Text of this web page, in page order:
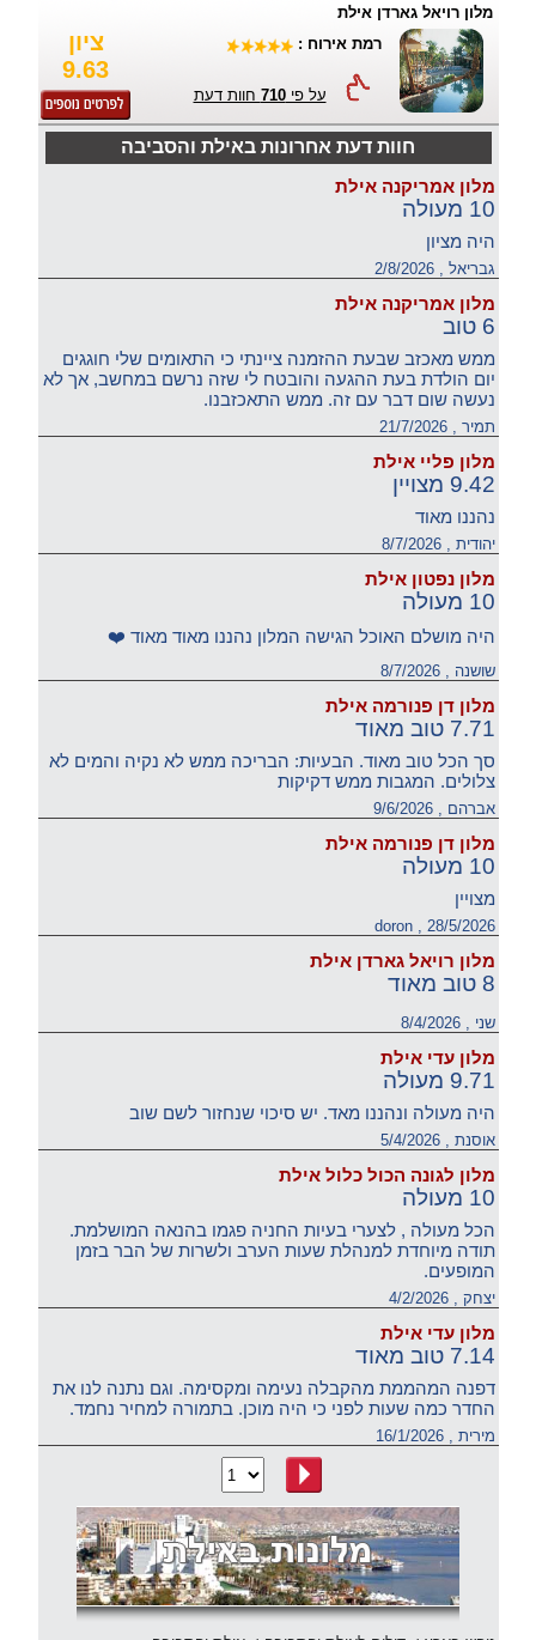
מלון רויאל גארדן אילת
ציון
9.63
רמת אירוח :
על פי710 חוות דעת
חוות דעת אחרונות באילת והסביבה
מלון אמריקנה אילת
10 מעולה
היה מציון
גבריאל , 2/8/2026
מלון אמריקנה אילת
6 טוב
ממש מאכזב שבעת ההזמנה ציינתי כי התאומים שלי חוגגים
יום הולדת בעת ההגעה והובטח לי שזה נרשם במחשב, אך לא
נעשה שום דבר עם זה. ממש התאכזבנו.
תמיר , 21/7/2026
מלון פליי אילת
9.42 מצויין
נהננו מאוד
יהודית , 8/7/2026
מלון נפטון אילת
10 מעולה
היה מושלם האוכל הגישה המלון נהננו מאוד מאוד ❤️
שושנה , 8/7/2026
מלון דן פנורמה אילת
7.71 טוב מאוד
סך הכל טוב מאוד. הבעיות: הבריכה ממש לא נקיה והמים לא
צלולים. המגבות ממש דקיקות
אברהם , 9/6/2026
מלון דן פנורמה אילת
10 מעולה
מצויין
doron , 28/5/2026
מלון רויאל גארדן אילת
8 טוב מאוד
שני , 8/4/2026
מלון עדי אילת
9.71 מעולה
היה מעולה ונהננו מאד. יש סיכוי שנחזור לשם שוב
אוסנת , 5/4/2026
מלון לגונה הכול כלול אילת
10 מעולה
הכל מעולה , לצערי בעיות החניה פגמו בהנאה המושלמת.
תודה מיוחדת למנהלת שעות הערב ולשרות של הבר בזמן
המופעים.
יצחק , 4/2/2026
מלון עדי אילת
7.14 טוב מאוד
דפנה המהממת מהקבלה נעימה ומקסימה. וגם נתנה לנו את
החדר כמה שעות לפני כי היה מוכן. בתמורה למחיר נחמד.
מירית , 16/1/2026